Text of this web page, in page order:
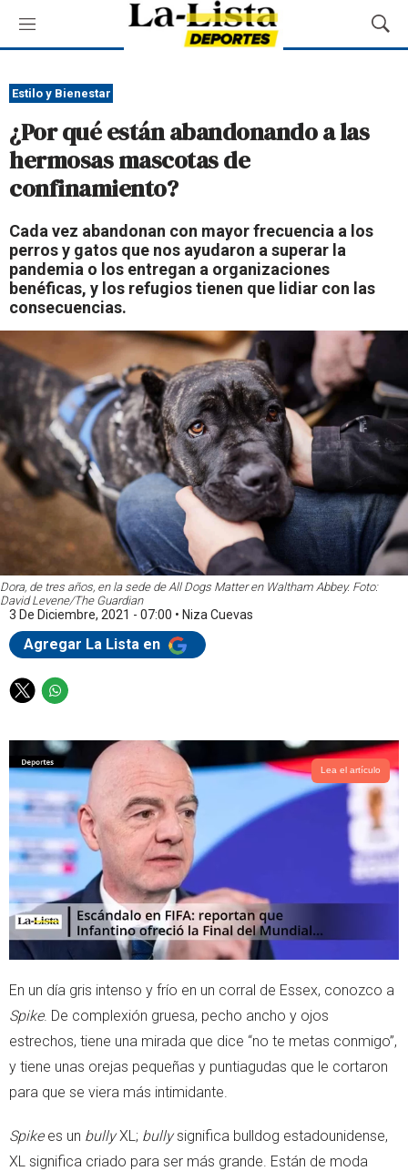
M
e
ú
M
o
Estilo y Bienestar
¿Por qué están abandonando a las
hermosas mascotas de
confinamiento?
Cada vez abandonan con mayor frecuencia a los
perros y gatos que nos ayudaron a superar la
pandemia o los entregan a organizaciones
benéficas, y los refugios tienen que lidiar con las
consecuencias.
Dora, de tres años, en la sede de All Dogs Matter en Waltham Abbey. Foto:
David Levene/The Guardian
3 De Diciembre, 2021 - 07:00 • Niza Cuevas
Agregar La Lista en
T
i
t
t
e
r
W
a
t
s
a
p
p
Lea el artículo
En un día gris intenso y frío en un corral de Essex, conozco a
Spike. De complexión gruesa, pecho ancho y ojos
estrechos, tiene una mirada que dice “no te metas conmigo”,
y tiene unas orejas pequeñas y puntiagudas que le cortaron
para que se viera más intimidante.
Spikees un bullyXL; bullysignifica bulldog estadounidense,
XL significa criado para ser más grande. Están de moda